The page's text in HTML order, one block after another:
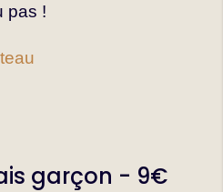
pas !
garçon - 9€